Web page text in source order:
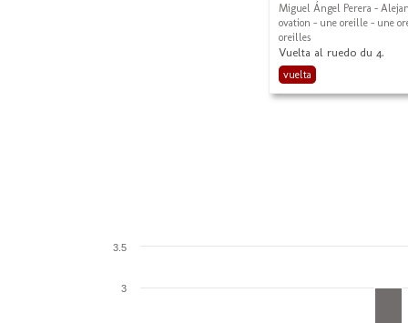
Miguel Ángel Perera -
ovation - une oreille - une
oreilles
Vuelta al ruedo du 4.
vuelta
3
3.5